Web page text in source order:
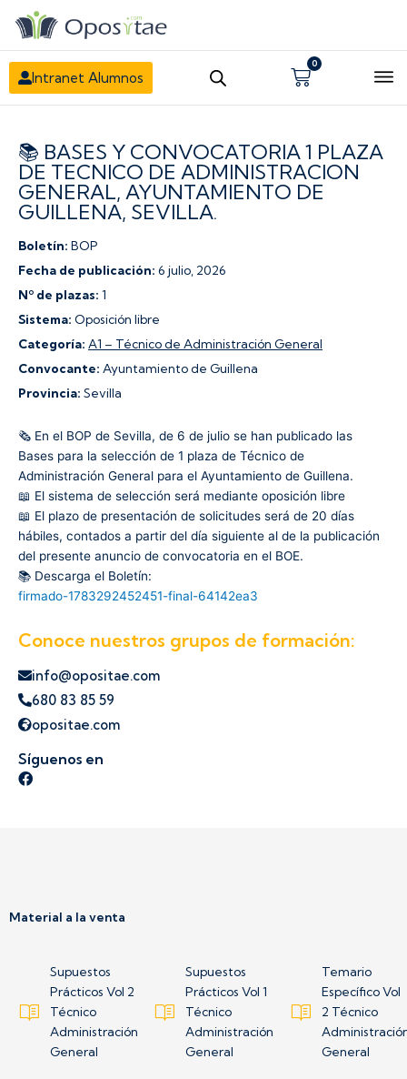
Intranet Alumnos
0
Carrito
📚 BASES Y CONVOCATORIA 1 PLAZA
DE TECNICO DE ADMINISTRACION
GENERAL, AYUNTAMIENTO DE
GUILLENA, SEVILLA.
Boletín: BOP
Fecha de publicación: 6 julio, 2026
Nº de plazas: 1
Sistema: Oposición libre
Categoría: A1 – Técnico de Administración General
Convocante: Ayuntamiento de Guillena
Provincia: Sevilla
🗞️ En el BOP de Sevilla, de 6 de julio se han publicado las
Bases para la selección de 1 plaza de Técnico de
Administración General para el Ayuntamiento de Guillena.
📖 El sistema de selección será mediante oposición libre
📖 El plazo de presentación de solicitudes será de 20 días
hábiles, contados a partir del día siguiente al de la publicación
del presente anuncio de convocatoria en el BOE.
📚 Descarga el Boletín:
firmado-1783292452451-final-64142ea3
Conoce nuestros grupos de formación:
info@opositae.com
680 83 85 59
opositae.com
Síguenos en
Síguenos en Facebook
Material a la venta
Supuestos
Prácticos Vol 2
Técnico
Administración
General
Supuestos
Prácticos Vol 1
Técnico
Administración
General
Temario
Específico Vol
2 Técnico
General